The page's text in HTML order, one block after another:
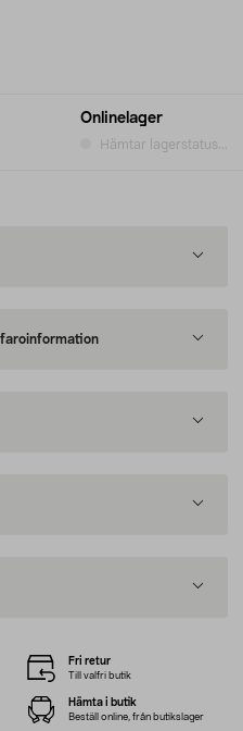
Onlinelager
Hämtar lagerstatus...
Fri retur
Till valfri butik
Hämta i butik
Beställ online, från butikslager